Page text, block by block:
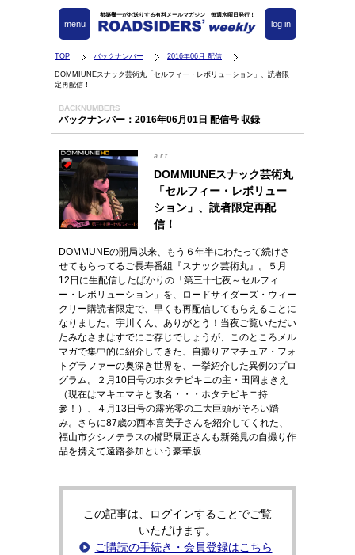
都築響一がお送りする有料メールマガジン 毎週水曜日発行！
log in
menu
TOP バックナンバー 2016年06月 配信
DOMMIUNEスナック芸術丸「セルフィー・レボリューション」、読者限
定再配信！
BACKNUMBERS
バックナンバー：2016年06月01日 配信号 収録
art
DOMMIUNEスナック芸術丸
「セルフィー・レボリュー
ション」、読者限定再配
信！
DOMMUNEの開局以来、もう６年半にわたって続けさ
せてもらってるご長寿番組『スナック芸術丸』。５月
12日に生配信したばかりの「第三十七夜～セルフィ
ー・レボリューション」を、ロードサイダーズ・ウィー
クリー購読者限定で、早くも再配信してもらえることに
なりました。宇川くん、ありがとう！当夜ご覧いただい
たみなさまはすでにご存じでしょうが、このところメル
マガで集中的に紹介してきた、自撮りアマチュア・フォ
トグラファーの奥深き世界を、一挙紹介した異例のプロ
グラム。２月10日号のホタテビキニの主・田岡まきえ
（現在はマキエマキと改名・・・ホタテビキニ持
参！）、４月13日号の露光零の二大巨頭がそろい踏
み。さらに87歳の西本喜美子さんを紹介してくれた、
福山市クシノテラスの櫛野展正さんも新発見の自撮り作
品を携えて遠路参加という豪華版...
この記事は、ログインすることでご覧
いただけます。
ご購読の手続き・会員登録はこちら